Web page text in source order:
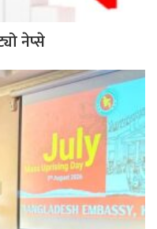
नेप्से